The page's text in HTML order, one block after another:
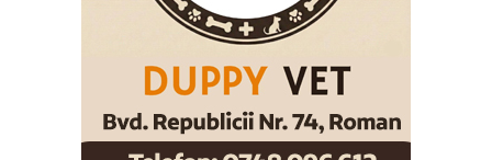
acestora. Pe lângă activitățile dedicate părinților din
diaspora, campania include acțiuni adresate persoanelor în
grija cărora rămân copiii, membrilor comunității și
specialiștilor din domeniile asistenței sociale și educației,
cu scopul de a susține bunăstarea emoțională a copiilor și
menținerea relației acestora cu părinții plecați la muncă în